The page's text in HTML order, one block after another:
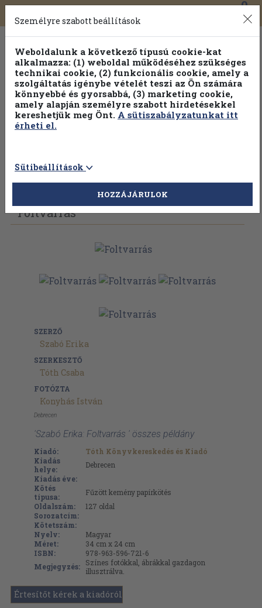
Toggle
navigation
0
Vissza az előző oldalra Válasszon példányt
Foltvarrás
SZERZŐ
Szabó Erika
SZERKESZTŐ
Tóth Csaba
FOTÓZTA
Konyhás István
Debrecen
'Szabó Erika: Foltvarrás ' összes példány
Kiadó:
Tóth Könyvkereskedés és Kiadó
Kiadás
helye:
Debrecen
Kiadás éve:
Kötés
típusa:
Fűzött kemény papírkötés
Oldalszám:
127 oldal
Sorozatcím:
Kötetszám:
Nyelv:
Magyar
Méret:
34 cm x 24 cm
ISBN:
978-963-596-721-6
Megjegyzés:
Színes fotókkal, ábrákkal gazdagon
illusztrálva.
Értesítőt kérek a kiadóról
Személyre szabott beállítások
Weboldalunk a következő típusú cookie-kat
alkalmazza: (1) weboldal működéséhez szükséges
technikai cookie, (2) funkcionális cookie, amely a
szolgáltatás igénybe vételét teszi az Ön számára
könnyebbé és gyorsabbá, (3) marketing cookie,
amely alapján személyre szabott hirdetésekkel
kereshetjük meg Önt. A sütiszabályzatunkat itt
érheti el.
Sütibeállítások
HOZZÁJÁRULOK